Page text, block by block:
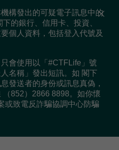
構發出的可疑電子訊息中的
的銀行、信用卡、投資、
個人資料，包括登入代號及
會使用以「#CTFLife」號
名稱」發出短訊。如 閣下
發送者的身份或訊息真偽，
852）2866 8898。如你懷
或致電反詐騙協調中心防騙